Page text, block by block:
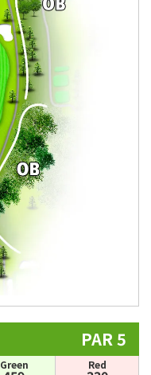
PAR 5
Green Red